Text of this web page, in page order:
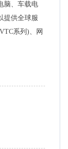
脑、车载电
提供全球服
系列)、网